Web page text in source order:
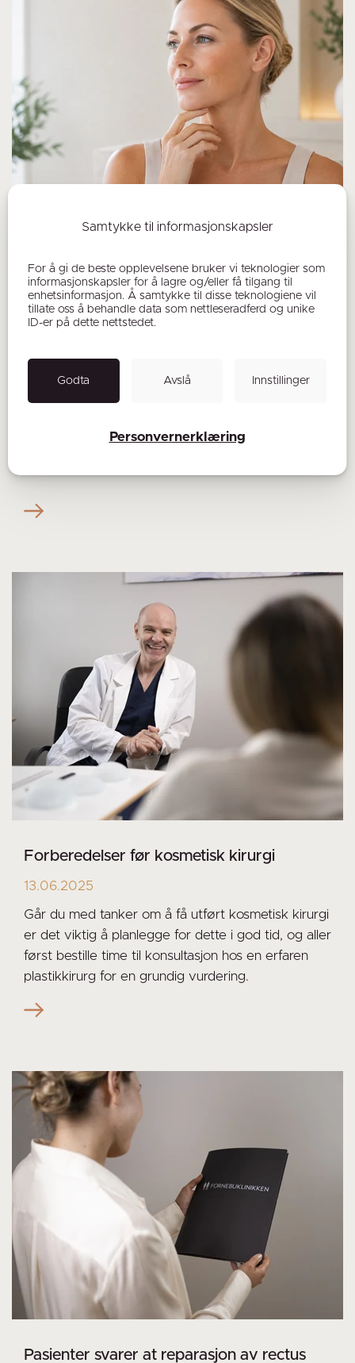
med stor betydning
15.05.2026
Mini-invasiv plastikkirurgi handler om å oppnå like
omfattende inngrep. Det betyr kortere snitt,
med å implementere slike kirurgiske teknikker, og
Forberedelser før kosmetisk kirurgi
13.06.2025
Går du med tanker om å få utført kosmetisk kirurgi
er det viktig å planlegge for dette i god tid, og aller
først bestille time til konsultasjon hos en erfaren
plastikkirurg for en grundig vurdering.
Pasienter svarer at reparasjon av rectus
Samtykke til informasjonskapsler
For å gi de beste opplevelsene bruker vi teknologier som
informasjonskapsler for å lagre og/eller få tilgang til
enhetsinformasjon. Å samtykke til disse teknologiene vil
tillate oss å behandle data som nettleseradferd og unike
ID-er på dette nettstedet.
Godta Avslå Innstillinger
Personvernerklæring